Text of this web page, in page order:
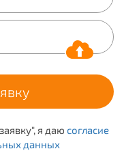
я даю согласие
данных